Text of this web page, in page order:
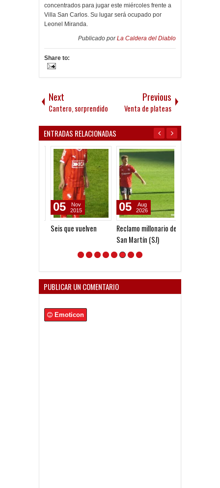
concentrados para jugar este miércoles frente a
Villa San Carlos. Su lugar será ocupado por
Leonel Miranda.
Publicado porLa Caldera del Diablo
Share to:
Next
Cantero, sorprendido
Previous
Venta de plateas
ENTRADAS RELACIONADAS
Seis que vuelven
05
Nov
2015
Reclamo millonario de
San Martín (SJ)
05
Aug
2026
PUBLICAR UN COMENTARIO
Emoticon